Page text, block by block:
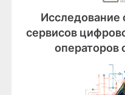
Исследование
сервисов
операторов